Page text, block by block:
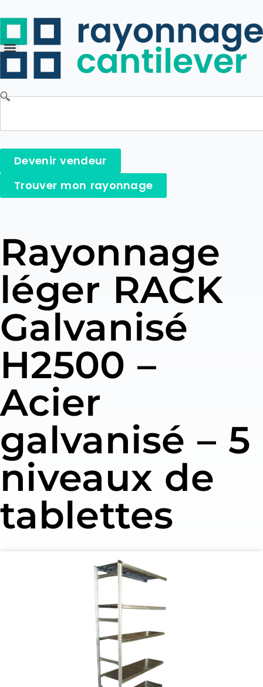
Devenir vendeur
Trouver mon rayonnage
Rayonnage
léger RACK
Galvanisé
H2500 –
Acier
galvanisé – 5
niveaux de
tablettes